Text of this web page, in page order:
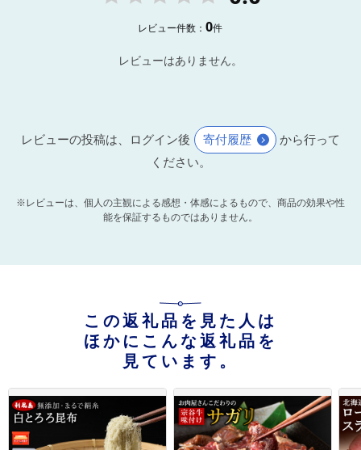
レビュー件数：0件
レビューはありません。
レビューの投稿は、ログイン後 寄付履歴
から行って
ください。
※レビューは、個人の主観による感想・体感によるもので、商品の効果や性
能を保証するものではありません。
この返礼品を見た人は
ほかにこんな返礼品を
見ています。